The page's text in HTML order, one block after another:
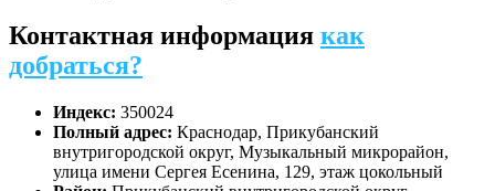
Контактная информация как
добраться?
Индекс: 350024
Полный адрес: Краснодар, Прикубанский
внутригородской округ, Музыкальный микрорайон,
улица имени Сергея Есенина, 129, этаж цокольный